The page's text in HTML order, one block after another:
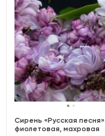
Сирень «Русская песня»
фиолетовая, махровая